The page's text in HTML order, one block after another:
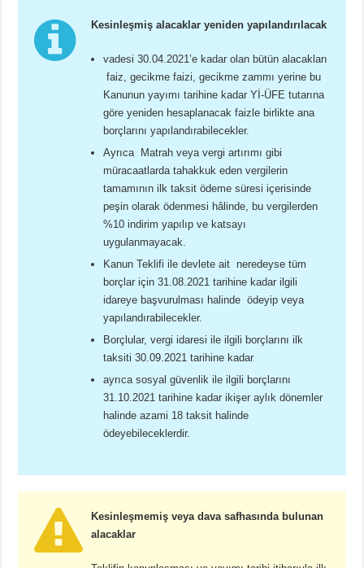
Kesinleşmiş alacaklar yeniden yapılandırılacak
vadesi 30.04.2021’e kadar olan bütün alacakları
faiz, gecikme faizi, gecikme zammı yerine bu
Kanunun yayımı tarihine kadar Yİ-ÜFE tutarına
göre yeniden hesaplanacak faizle birlikte ana
borçlarını yapılandırabilecekler.
Ayrıca Matrah veya vergi artırımı gibi
müracaatlarda tahakkuk eden vergilerin
tamamının ilk taksit ödeme süresi içerisinde
peşin olarak ödenmesi hâlinde, bu vergilerden
%10 indirim yapılıp ve katsayı
uygulanmayacak.
Kanun Teklifi ile devlete ait neredeyse tüm
borçlar için 31.08.2021 tarihine kadar ilgili
idareye başvurulması halinde ödeyip veya
yapılandırabilecekler.
Borçlular, vergi idaresi ile ilgili borçlarını ilk
taksiti 30.09.2021 tarihine kadar
ayrıca sosyal güvenlik ile ilgili borçlarını
31.10.2021 tarihine kadar ikişer aylık dönemler
halinde azami 18 taksit halinde
ödeyebileceklerdir.
Kesinleşmemiş veya dava safhasında bulunan
alacaklar